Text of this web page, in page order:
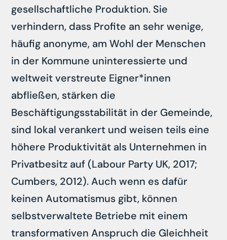
gesellschaftliche Produktion. Sie
verhindern, dass Profite an sehr wenige,
häufig anonyme, am Wohl der Menschen
in der Kommune uninteressierte und
weltweit verstreute Eigner*innen
abfließen, stärken die
Beschäftigungsstabilität in der Gemeinde,
sind lokal verankert und weisen teils eine
höhere Produktivität als Unternehmen in
Privatbesitz auf (Labour Party UK, 2017;
Cumbers, 2012). Auch wenn es dafür
keinen Automatismus gibt, können
selbstverwaltete Betriebe mit einem
transformativen Anspruch die Gleichheit